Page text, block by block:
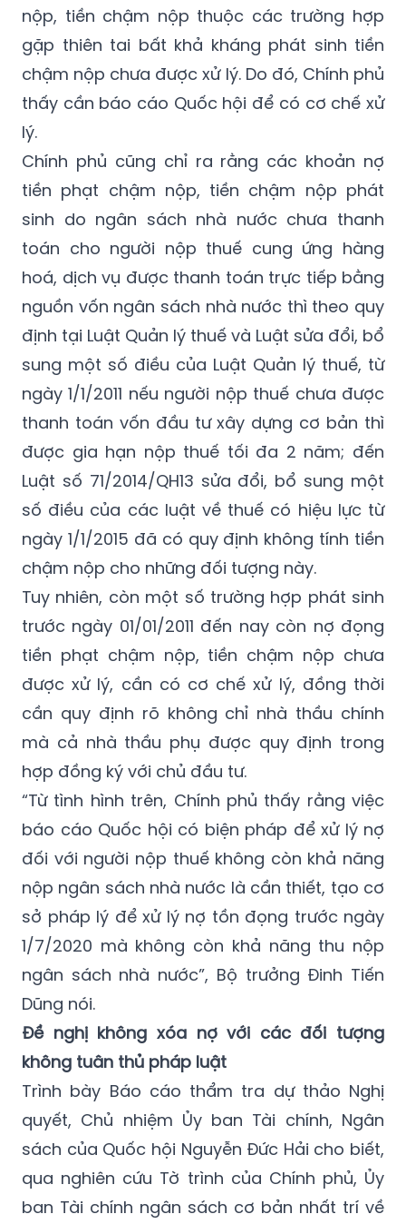
nộp, tiền chậm nộp thuộc các trường hợp
gặp thiên tai bất khả kháng phát sinh tiền
chậm nộp chưa được xử lý. Do đó, Chính phủ
thấy cần báo cáo Quốc hội để có cơ chế xử
lý.
Chính phủ cũng chỉ ra rằng các khoản nợ
tiền phạt chậm nộp, tiền chậm nộp phát
sinh do ngân sách nhà nước chưa thanh
toán cho người nộp thuế cung ứng hàng
hoá, dịch vụ được thanh toán trực tiếp bằng
nguồn vốn ngân sách nhà nước thì theo quy
định tại Luật Quản lý thuế và Luật sửa đổi, bổ
sung một số điều của Luật Quản lý thuế, từ
ngày 1/1/2011 nếu người nộp thuế chưa được
thanh toán vốn đầu tư xây dựng cơ bản thì
được gia hạn nộp thuế tối đa 2 năm; đến
Luật số 71/2014/QH13 sửa đổi, bổ sung một
số điều của các luật về thuế có hiệu lực từ
ngày 1/1/2015 đã có quy định không tính tiền
chậm nộp cho những đối tượng này.
Tuy nhiên, còn một số trường hợp phát sinh
trước ngày 01/01/2011 đến nay còn nợ đọng
tiền phạt chậm nộp, tiền chậm nộp chưa
được xử lý, cần có cơ chế xử lý, đồng thời
cần quy định rõ không chỉ nhà thầu chính
mà cả nhà thầu phụ được quy định trong
hợp đồng ký với chủ đầu tư.
“Từ tình hình trên, Chính phủ thấy rằng việc
báo cáo Quốc hội có biện pháp để xử lý nợ
đối với người nộp thuế không còn khả năng
nộp ngân sách nhà nước là cần thiết, tạo cơ
sở pháp lý để xử lý nợ tồn đọng trước ngày
1/7/2020 mà không còn khả năng thu nộp
ngân sách nhà nước”, Bộ trưởng Đinh Tiến
Dũng nói.
Đề nghị không xóa nợ với các đối tượng
không tuân thủ pháp luật
Trình bày Báo cáo thẩm tra dự thảo Nghị
quyết, Chủ nhiệm Ủy ban Tài chính, Ngân
sách của Quốc hội Nguyễn Đức Hải cho biết,
qua nghiên cứu Tờ trình của Chính phủ, Ủy
ban Tài chính ngân sách cơ bản nhất trí về